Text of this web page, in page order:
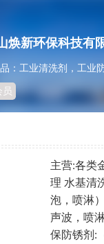
焕新环保科技有
员
主营:各类
理 水基清
泡，喷淋
声波，喷
保防锈剂: